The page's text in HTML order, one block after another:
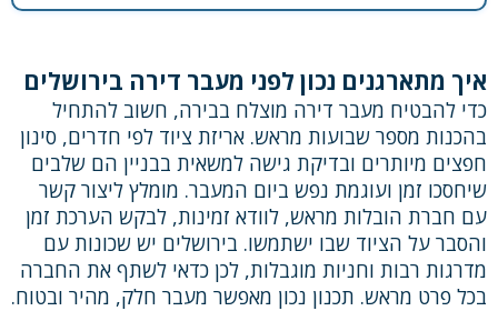
איך מתארגנים נכון לפני מעבר דירה בירושלים
כדי להבטיח מעבר דירה מוצלח בבירה, חשוב להתחיל
בהכנות מספר שבועות מראש. אריזת ציוד לפי חדרים, סינון
חפצים מיותרים ובדיקת גישה למשאית בבניין הם שלבים
שיחסכו זמן ועוגמת נפש ביום המעבר. מומלץ ליצור קשר
עם חברת הובלות מראש, לוודא זמינות, לבקש הערכת זמן
והסבר על הציוד שבו ישתמשו. בירושלים יש שכונות עם
מדרגות רבות וחניות מוגבלות, לכן כדאי לשתף את החברה
בכל פרט מראש. תכנון נכון מאפשר מעבר חלק, מהיר ובטוח.